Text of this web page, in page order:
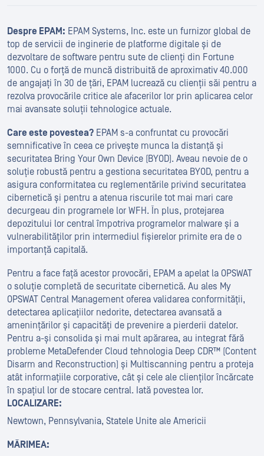
Despre EPAM: EPAM Systems, Inc. este un furnizor global de
top de servicii de inginerie de platforme digitale și de
dezvoltare de software pentru sute de clienți din Fortune
1000. Cu o forță de muncă distribuită de aproximativ 40.000
de angajați în 30 de țări, EPAM lucrează cu clienții săi pentru a
rezolva provocările critice ale afacerilor lor prin aplicarea celor
mai avansate soluții tehnologice actuale.
Care este povestea? EPAM s-a confruntat cu provocări
semnificative în ceea ce privește munca la distanță și
securitatea Bring Your Own Device (BYOD). Aveau nevoie de o
soluție robustă pentru a gestiona securitatea BYOD, pentru a
asigura conformitatea cu reglementările privind securitatea
cibernetică și pentru a atenua riscurile tot mai mari care
decurgeau din programele lor WFH. În plus, protejarea
depozitului lor central împotriva programelor malware și a
vulnerabilităților prin intermediul fișierelor primite era de o
importanță capitală.
Pentru a face față acestor provocări, EPAM a apelat la OPSWAT
o soluție completă de securitate cibernetică. Au ales My
OPSWAT Central Management oferea validarea conformității,
detectarea aplicațiilor nedorite, detectarea avansată a
amenințărilor și capacități de prevenire a pierderii datelor.
Pentru a-și consolida și mai mult apărarea, au integrat fără
probleme MetaDefender Cloud tehnologia Deep CDR™ (Content
Disarm and Reconstruction) și Multiscanning pentru a proteja
atât informațiile corporative, cât și cele ale clienților încărcate
în spațiul lor de stocare central. Iată povestea lor.
LOCALIZARE:
Newtown, Pennsylvania, Statele Unite ale Americii
MĂRIMEA: